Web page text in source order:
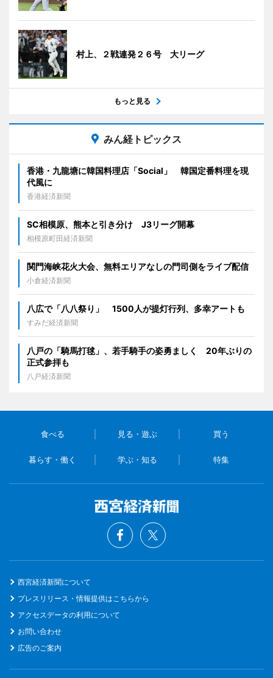
村上、２戦連発２６号 大リーグ
もっと見る
みん経トピックス
香港・九龍塘に韓国料理店「Social」 韓国定番料理を現
代風に
香港経済新聞
SC相模原、熊本と引き分け J3リーグ開幕
相模原町田経済新聞
関門海峡花火大会、無料エリアなしの門司側をライブ配信
小倉経済新聞
八広で「八八祭り」 1500人が提灯行列、多幸アートも
すみだ経済新聞
八戸の「騎馬打毬」、若手騎手の姿勇ましく 20年ぶりの
正式参拝も
八戸経済新聞
食べる 見る・遊ぶ 買う
暮らす・働く 学ぶ・知る 特集
西宮経済新聞について
プレスリリース・情報提供はこちらから
アクセスデータの利用について
お問い合わせ
広告のご案内